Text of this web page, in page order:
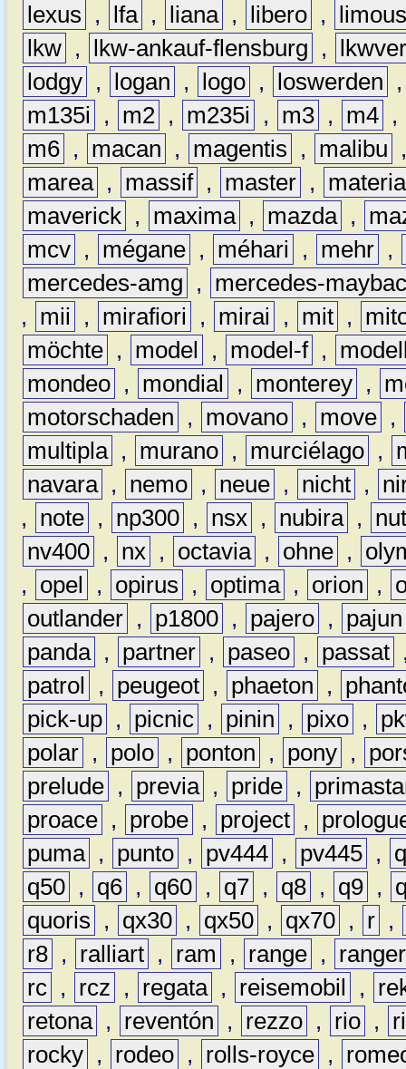
lexus
, lfa , liana , libero ,
lkw , lkw-ankauf-flensburg ,
lodgy , logan , logo , loswerden
m135i
, m2 , m235i , m3 , m4 ,
m6 , macan , magentis , malibu
marea , massif , master ,
materia
maverick , maxima , mazda ,
mcv , mégane , méhari , mehr ,
mercedes-amg
,
mercedes-
,
mii , mirafiori , mirai , mit ,
möchte , model , model-f ,
mondeo , mondial , monterey ,
motorschaden
, movano , move ,
multipla , murano , murciélago ,
navara , nemo , neue , nicht ,
,
note , np300 , nsx , nubira ,
nv400 , nx , octavia , ohne ,
,
opel , opirus , optima , orion ,
outlander , p1800 , pajero ,
pajun
panda , partner , paseo , passat
patrol
, peugeot , phaeton ,
pick-up , picnic , pinin , pixo ,
polar , polo , ponton , pony ,
prelude , previa , pride ,
proace , probe , project ,
puma , punto , pv444 , pv445 ,
q50 , q6 , q60 , q7 , q8 , q9 ,
quoris
, qx30 , qx50 , qx70 , r ,
r8 , ralliart , ram , range ,
ranger
rc , rcz , regata , reisemobil ,
retona , reventón , rezzo , rio ,
rocky , rodeo , rolls-royce ,